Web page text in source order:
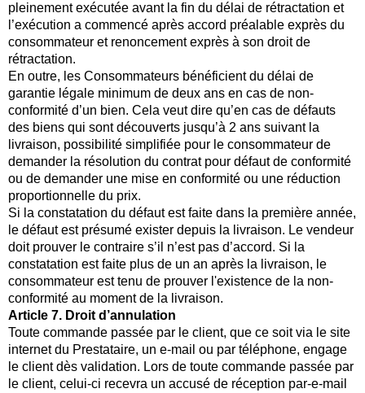
pleinement exécutée avant la fin du délai de rétractation et
l’exécution a commencé après accord préalable exprès du
consommateur et renoncement exprès à son droit de
rétractation.
En outre, les Consommateurs bénéficient du délai de
garantie légale minimum de deux ans en cas de non-
conformité d’un bien. Cela veut dire qu’en cas de défauts
des biens qui sont découverts jusqu’à 2 ans suivant la
livraison, possibilité simplifiée pour le consommateur de
demander la résolution du contrat pour défaut de conformité
ou de demander une mise en conformité ou une réduction
proportionnelle du prix.
Si la constatation du défaut est faite dans la première année,
le défaut est présumé exister depuis la livraison. Le vendeur
doit prouver le contraire s’il n’est pas d’accord. Si la
constatation est faite plus de un an après la livraison, le
consommateur est tenu de prouver l'existence de la non-
conformité au moment de la livraison.
Article 7. Droit d’annulation
Toute commande passée par le client, que ce soit via le site
internet du Prestataire, un e-mail ou par téléphone, engage
le client dès validation. Lors de toute commande passée par
le client, celui-ci recevra un accusé de réception par-e-mail